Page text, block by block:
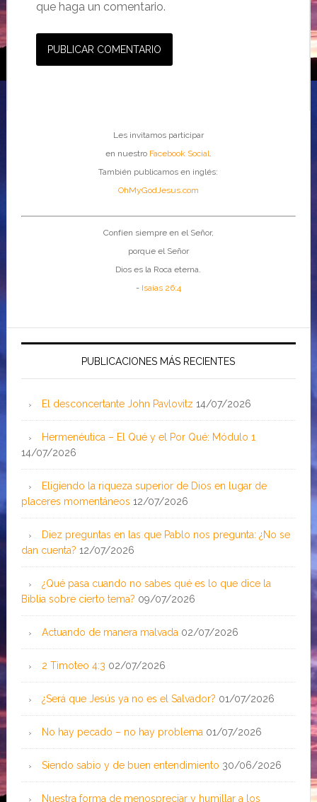
que haga un comentario.
Les invitamos participar
en nuestro Facebook Social.
También publicamos en inglés:
OhMyGodJesus.com
Confíen siempre en el Señor,
porque el Señor
Dios es la Roca eterna.
- Isaías 26:4
PUBLICACIONES MÁS RECIENTES
El desconcertante John Pavlovitz 14/07/2026
Hermenéutica – El Qué y el Por Qué: Módulo 1
14/07/2026
Eligiendo la riqueza superior de Dios en lugar de
placeres momentáneos 12/07/2026
Diez preguntas en las que Pablo nos pregunta: ¿No se
dan cuenta? 12/07/2026
¿Qué pasa cuando no sabes qué es lo que dice la
Biblia sobre cierto tema? 09/07/2026
Actuando de manera malvada 02/07/2026
2 Timoteo 4:3 02/07/2026
¿Será que Jesús ya no es el Salvador? 01/07/2026
No hay pecado – no hay problema 01/07/2026
Siendo sabio y de buen entendimiento 30/06/2026
Nuestra forma de menospreciar y humillar a los